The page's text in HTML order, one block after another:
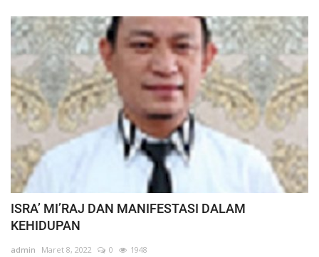
ISRA’ MI’RAJ DAN MANIFESTASI DALAM
KEHIDUPAN
admin Maret 8, 2022 0 1948